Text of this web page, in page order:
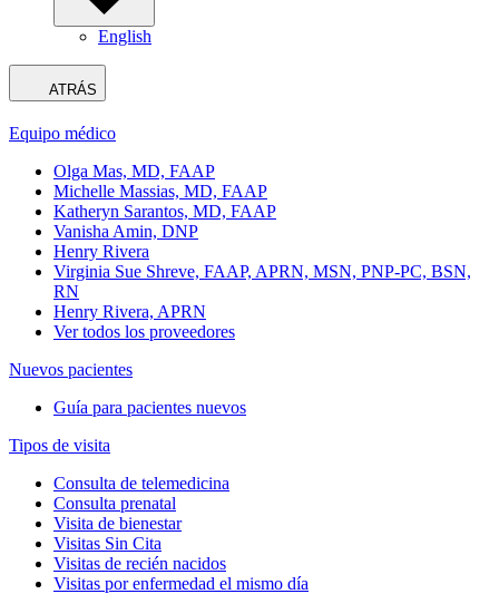
English
ATRÁS
Equipo médico
Olga Mas, MD, FAAP
Michelle Massias, MD, FAAP
Katheryn Sarantos, MD, FAAP
Vanisha Amin, DNP
Henry Rivera
Virginia Sue Shreve, FAAP, APRN, MSN, PNP-PC, BSN,
RN
Henry Rivera, APRN
Ver todos los proveedores
Nuevos pacientes
Guía para pacientes nuevos
Tipos de visita
Consulta de telemedicina
Consulta prenatal
Visita de bienestar
Visitas Sin Cita
Visitas de recién nacidos
Visitas por enfermedad el mismo día